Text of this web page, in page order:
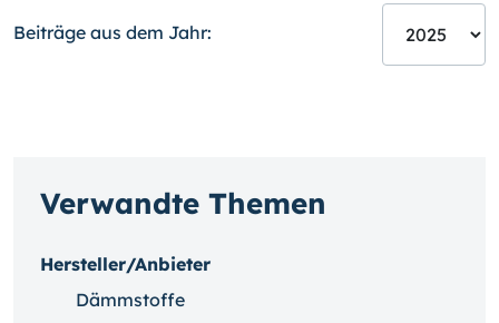
Beiträge aus dem Jahr:
Verwandte Themen
Hersteller/Anbieter
Dämmstoffe